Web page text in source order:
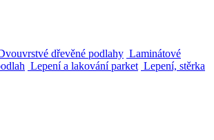
dřevěné podlahy Laminátové
Lepení a lakování parket Lepení, stěrka